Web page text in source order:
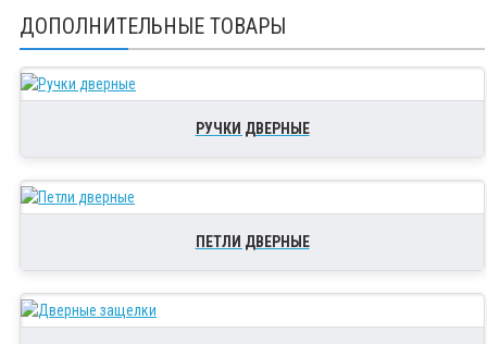
ДОПОЛНИТЕЛЬНЫЕ ТОВАРЫ
РУЧКИ ДВЕРНЫЕ
ПЕТЛИ ДВЕРНЫЕ